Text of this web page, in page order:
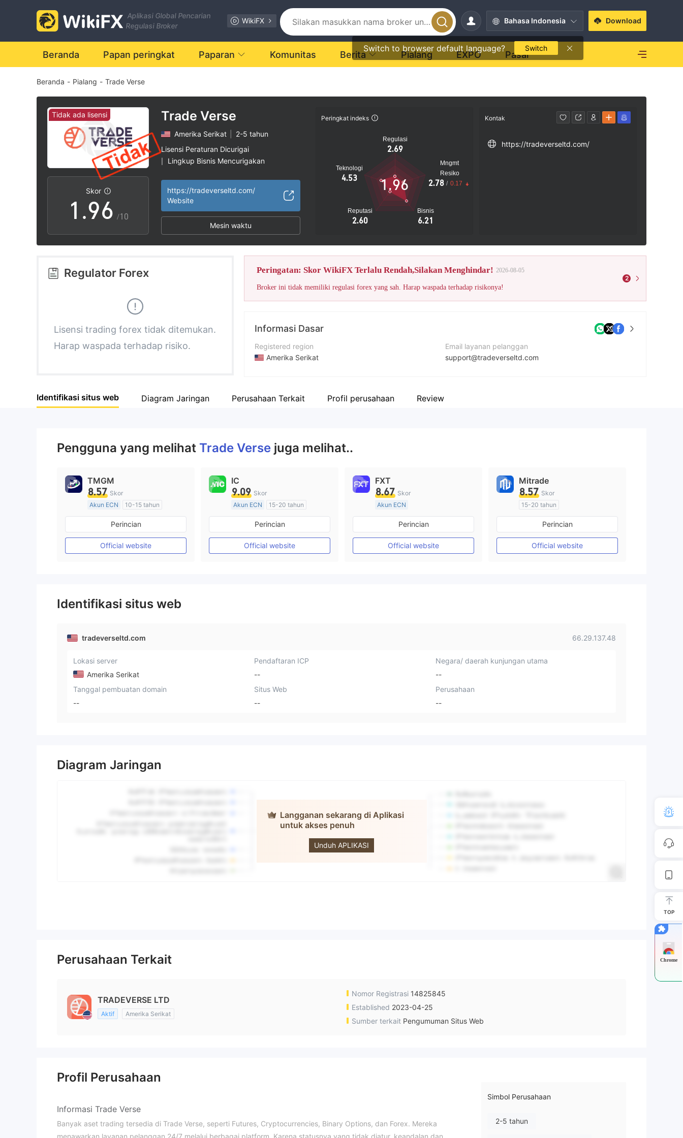
Aplikasi Global Pencarian
Regulasi Broker
WikiFX Bahasa Indonesia
Switch to browser default language? Switch
Download
Beranda Papan peringkat Paparan Komunitas Berita Pialang EXPO Pasar
Beranda - Pialang - Trade Verse
Tidak ada lisensi
Skor
0
1
2
3
5
6
7
8
9
.
3
4
5
6
7
8
9
0
1
2
3
4
5
6
7
8
/10
Trade Verse
Amerika Serikat
2-5 tahun
Lisensi Peraturan Dicurigai
Lingkup Bisnis Mencurigakan
https://tradeverseltd.com/
Website
Mesin waktu
Peringkat indeks
Regulasi
2.69
Teknologi
4.53
Reputasi
2.60
Bisnis
6.21
Mngmt
Resiko
2.78 / 0.17
1.96
Kontak
https://tradeverseltd.com/
Regulator Forex
Lisensi trading forex tidak ditemukan.
Harap waspada terhadap risiko.
Peringatan: Skor WikiFX Terlalu Rendah,Silakan Menghindar! 2026-08-05
Broker ini tidak memiliki regulasi forex yang sah. Harap waspada terhadap risikonya!
2
Informasi Dasar
Registered region
Amerika Serikat
Nama perusahaan
Email layanan pelanggan
support@tradeverseltd.com
Identifikasi situs web Diagram Jaringan Perusahaan Terkait Profil perusahaan Review
Pengguna yang melihat Trade Verse juga melihat..
TMGM
8.57 Skor
Akun ECN
10-15 tahun
Diatur di Australia
Market Maker (MM)
Lisensi Penuh MT4
Perincian
Official website
IC
9.09 Skor
Akun ECN
15-20 tahun
Diatur di Australia
Market Maker (MM)
Lisensi Penuh MT4
Perincian
Official website
FXT
8.67 Skor
Akun ECN
Lebih dari 20 tahun
Diatur di Australia
Market Maker (MM)
Lisensi Penuh MT4
Perincian
Official website
Mitrade
8.57 Skor
15-20 tahun
Diatur di Australia
Market Maker (MM)
Penelitian mandiri
Perincian
Official website
Identifikasi situs web
tradeverseltd.com 66.29.137.48
Lokasi server
Amerika Serikat
Pendaftaran ICP
--
Negara/ daerah kunjungan utama
--
Tanggal pembuatan domain
--
Situs Web
--
Perusahaan
--
Diagram Jaringan
Langganan sekarang di Aplikasi
untuk akses penuh
Unduh APLIKASI
Trade Verse
Perusahaan Terkait
TRADEVERSE LTD
Aktif Amerika Serikat
Nomor Registrasi 14825845
Established 2023-04-25
Sumber terkait Pengumuman Situs Web
Profil Perusahaan
Informasi Trade Verse
Banyak aset trading tersedia di Trade Verse, seperti Futures, Cryptocurrencies, Binary Options, dan Forex. Mereka
Simbol Perusahaan
2-5 tahun
TOP
Chrome